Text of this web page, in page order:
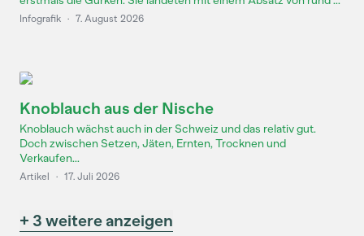
Infografik · 7. August 2026
Knoblauch aus der Nische
Knoblauch wächst auch in der Schweiz und das relativ gut.
Doch zwischen Setzen, Jäten, Ernten, Trocknen und
Verkaufen...
Artikel · 17. Juli 2026
+ 3 weitere anzeigen